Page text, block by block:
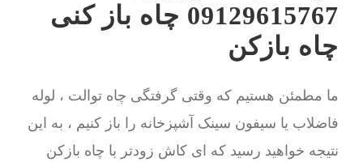
09129615767 چاه باز کنی
چاه بازکن
ما مطمئن هستیم که وقتی گرفتگی چاه توالت ، لوله
فاضلاب یا سیفون سینک آشپزخانه را باز کنیم ، به این
نتیجه خواهید رسید که ای کاش زودتر با چاه بازکن